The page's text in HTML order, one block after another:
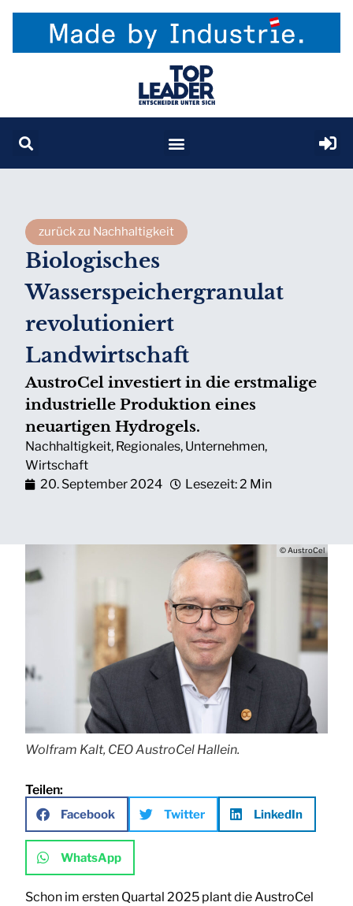
zurück zu Nachhaltigkeit
Biologisches
Wasserspeichergranulat
revolutioniert
Landwirtschaft
AustroCel investiert in die erstmalige
industrielle Produktion eines
neuartigen Hydrogels.
Nachhaltigkeit, Regionales, Unternehmen,
Wirtschaft
20. September 2024
Lesezeit: 2 Min
© AustroCel
Wolfram Kalt, CEO AustroCel Hallein.
Teilen:
Facebook Twitter LinkedIn
WhatsApp
Schon im ersten Quartal 2025 plant die AustroCel